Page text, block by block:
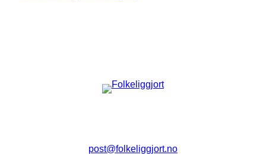
post@folkeliggjort.no